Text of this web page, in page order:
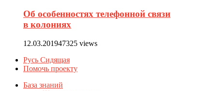
Об особенностях телефонной связи
в колониях
12.03.201947325 views
Русь Сидящая
Помочь проекту
База знаний